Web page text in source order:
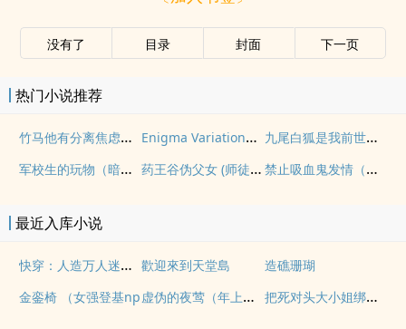
没有了 目录 封面 下一页
热门小说推荐
竹马他有分离焦虑（1v1） Enigma Variation（二战德国）
九尾白狐是我前世妻（futa 百合）
军校生的玩物（暗黑NPH）
药王谷伪父女 (师徒养成) 禁止吸血鬼发情（姐狗高H 1v1）
最近入库小说
快穿：人造万人迷NPH 歡迎來到天堂島
造礁珊瑚
金銮椅 （女强登基np
虚伪的夜莺（年上—1v2） 把死对头大小姐绑起来法 (futa西幻BDSM)